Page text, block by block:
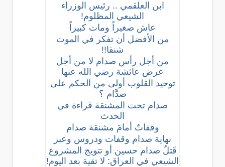
ابن العلقمي .. رئيس الوزراء
الشيعي المظلوم!
عاش صغيراً ومات كبيراً
من الأفضل أن تفكر في الموت
شنقا!!
من أجل رأس صدام لا من أجل
عرض عائشة رضي الله عنها
توحيد القلوب أولى من الحكم على
صدَّام ؟
صدام تحت المشنقة قراءة في
الحدث
وقفاتٌ أمامَ مشنقة صدام
نهاية صدام وقفات ودروس وعبر
قَتلُ صدام حسين أو تتويج المشروع
الشيعي في العراق: لا تقية بعد اليوم!